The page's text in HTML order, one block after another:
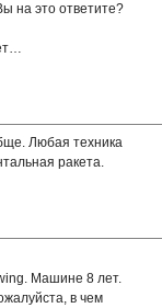
на это ответите?
Любая техника
ракета.
Машине 8 лет.
в чем